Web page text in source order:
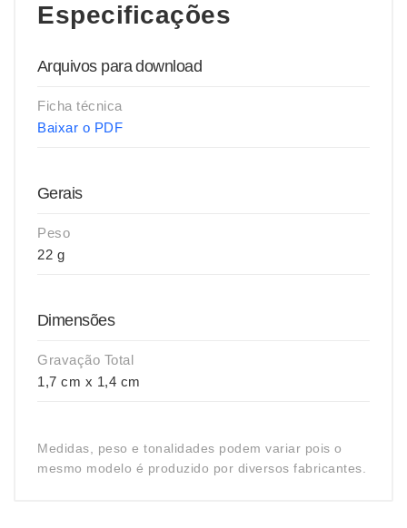
Especificações
Arquivos para download
Ficha técnica
Baixar o PDF
Gerais
Peso
22 g
Dimensões
Gravação Total
1,7 cm x 1,4 cm
Medidas, peso e tonalidades podem variar pois o
mesmo modelo é produzido por diversos fabricantes.